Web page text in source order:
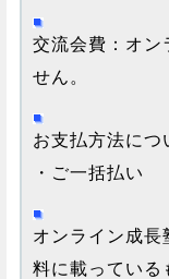
交流会費：オン
せん。
お支払方法につ
・ご一括払い
オンライン成長
料に載っている